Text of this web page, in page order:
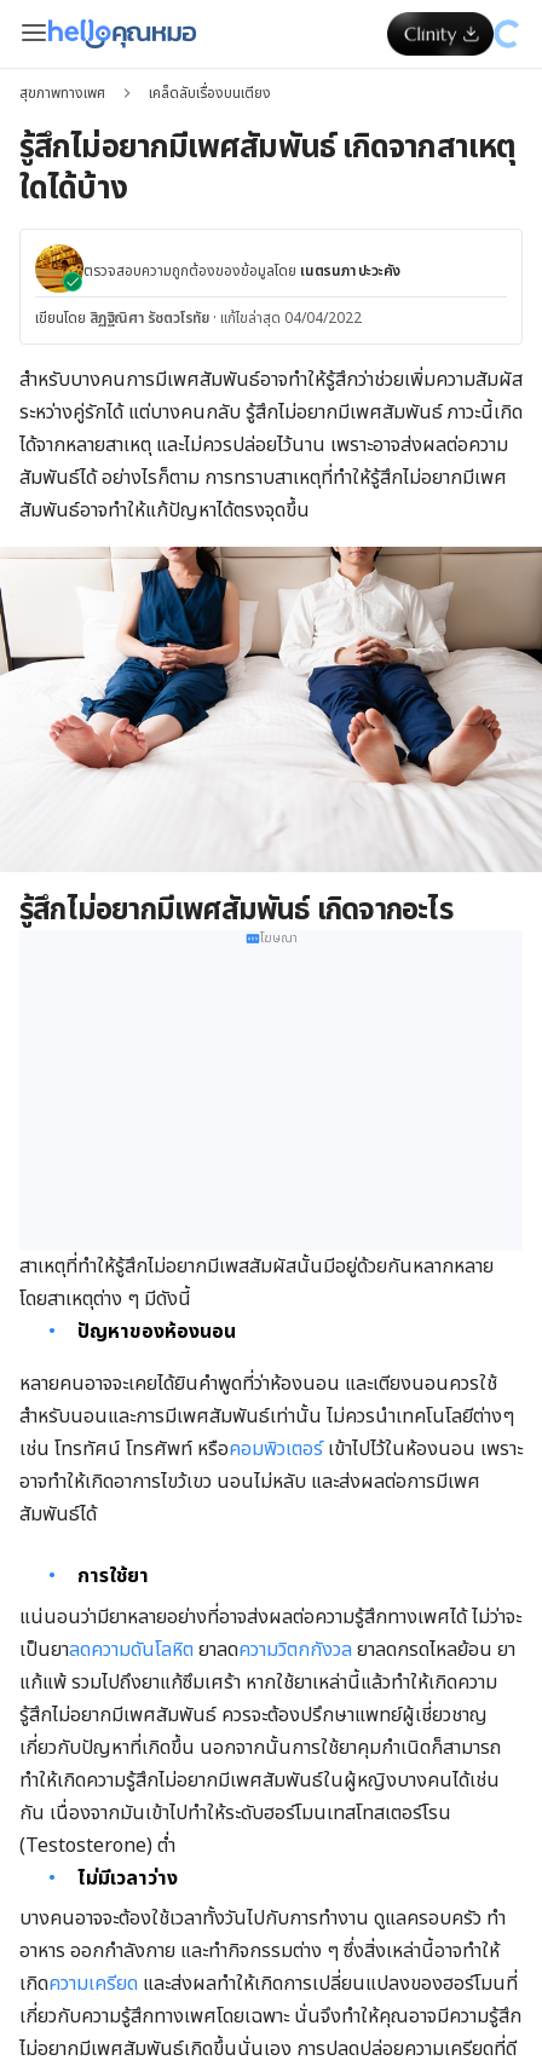
สุขภาพทางเพศ เคล็ดลับเรื่องบนเตียง
รู้สึกไม่อยากมีเพศสัมพันธ์ เกิดจากสาเหตุ
ใดได้บ้าง
ตรวจสอบความถูกต้องของข้อมูลโดย เนตรนภา ปะวะคัง
เขียนโดย สิฏฐิณิศา รัชตวโรทัย · แก้ไขล่าสุด 04/04/2022
สำหรับบางคนการมีเพศสัมพันธ์อาจทำให้รู้สึกว่าช่วยเพิ่มความสัมผัส
ระหว่างคู่รักได้ แต่บางคนกลับ รู้สึกไม่อยากมีเพศสัมพันธ์ ภาวะนี้เกิด
ได้จากหลายสาเหตุ และไม่ควรปล่อยไว้นาน เพราะอาจส่งผลต่อความ
สัมพันธ์ได้ อย่างไรก็ตาม การทราบสาเหตุที่ทำให้รู้สึกไม่อยากมีเพศ
สัมพันธ์อาจทำให้แก้ปัญหาได้ตรงจุดขึ้น
รู้สึกไม่อยากมีเพศสัมพันธ์ เกิดจากอะไร
โฆษณา
สาเหตุที่ทำให้รู้สึกไม่อยากมีเพสสัมผัสนั้นมีอยู่ด้วยกันหลากหลาย
โดยสาเหตุต่าง ๆ มีดังนี้
ปัญหาของห้องนอน
หลายคนอาจจะเคยได้ยินคำพูดที่ว่าห้องนอน และเตียงนอนควรใช้
สำหรับนอนและการมีเพศสัมพันธ์เท่านั้น ไม่ควรนำเทคโนโลยีต่างๆ
เช่น โทรทัศน์ โทรศัพท์ หรือคอมพิวเตอร์เข้าไปไว้ในห้องนอน เพราะ
อาจทำให้เกิดอาการไขว้เขว นอนไม่หลับ และส่งผลต่อการมีเพศ
สัมพันธ์ได้
การใช้ยา
แน่นอนว่ามียาหลายอย่างที่อาจส่งผลต่อความรู้สึกทางเพศได้ ไม่ว่าจะ
เป็นยาลดความดันโลหิต ยาลดความวิตกกังวล ยาลดกรดไหลย้อน ยา
แก้แพ้ รวมไปถึงยาแก้ซึมเศร้า หากใช้ยาเหล่านี้แล้วทำให้เกิดความ
รู้สึกไม่อยากมีเพศสัมพันธ์ ควรจะต้องปรึกษาแพทย์ผู้เชี่ยวชาญ
เกี่ยวกับปัญหาที่เกิดขึ้น นอกจากนั้นการใช้ยาคุมกำเนิดก็สามารถ
ทำให้เกิดความรู้สึกไม่อยากมีเพศสัมพันธ์ในผู้หญิงบางคนได้เช่น
กัน เนื่องจากมันเข้าไปทำให้ระดับฮอร์โมนเทสโทสเตอร์โรน
(Testosterone) ต่ำ
ไม่มีเวลาว่าง
บางคนอาจจะต้องใช้เวลาทั้งวันไปกับการทำงาน ดูแลครอบครัว ทำ
อาหาร ออกกำลังกาย และทำกิจกรรมต่าง ๆ ซึ่งสิ่งเหล่านี้อาจทำให้
เกิดความเครียด และส่งผลทำให้เกิดการเปลี่ยนแปลงของฮอร์โมนที่
เกี่ยวกับความรู้สึกทางเพศโดยเฉพาะ นั่นจึงทำให้คุณอาจมีความรู้สึก
ไม่อยากมีเพศสัมพันธ์เกิดขึ้นนั่นเอง การปลดปล่อยความเครียดที่ดี